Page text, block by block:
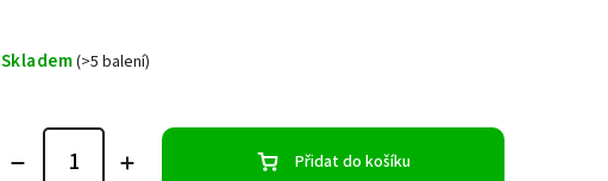
Skladem(>5 balení)
Přidat do košíku